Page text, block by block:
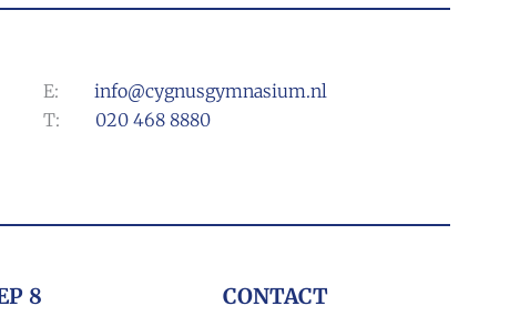
E:info@cygnusgymnasium.nl
T: 020 468 8880
8 CONTACT